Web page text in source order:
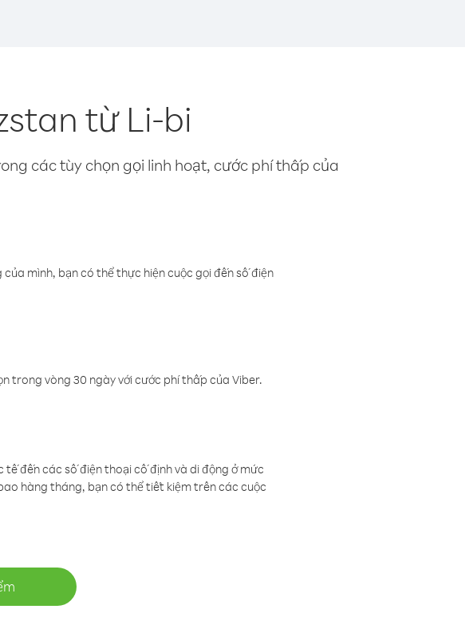
từ Li-bi
các tùy chọn gọi linh hoạt, cước phí thấp của
mình, bạn có thể thực hiện cuộc gọi đến số điện
trong vòng 30 ngày với cước phí thấp của Viber.
đến các số điện thoại cố định và di động ở mức
hàng tháng, bạn có thể tiết kiệm trên các cuộc